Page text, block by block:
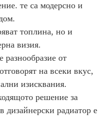
те са модерсно и
топлина, но и
визия.
разнообразие от
на всеки вкус,
изисквания.
решение за
радиатор е